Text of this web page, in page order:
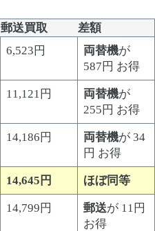
郵送買取 差額
6,523円 両替機が
587円 お得
11,121円 両替機が
255円 お得
14,186円 両替機が 34
円 お得
14,645円 ほぼ同等
14,799円 郵送が 11円
お得